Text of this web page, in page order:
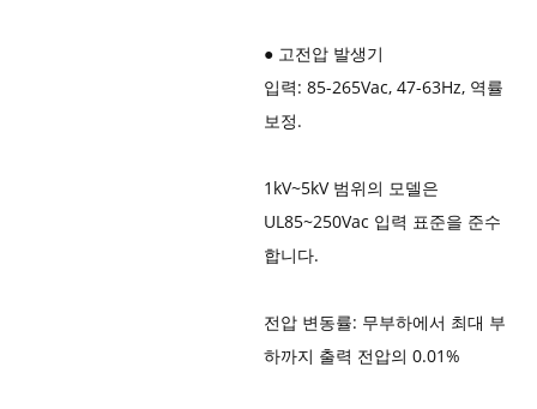
● 고전압 발생기
입력: 85-265Vac, 47-63Hz, 역률
보정.
1kV~5kV 범위의 모델은
UL85~250Vac 입력 표준을 준수
합니다.
전압 변동률: 무부하에서 최대 부
하까지 출력 전압의 0.01%